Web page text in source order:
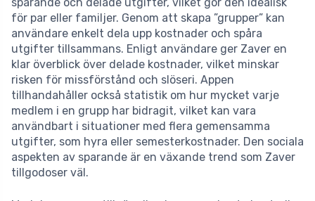
sparande och delade utgifter, vilket gör den idealisk
för par eller familjer. Genom att skapa ”grupper” kan
användare enkelt dela upp kostnader och spåra
utgifter tillsammans. Enligt användare ger Zaver en
klar överblick över delade kostnader, vilket minskar
risken för missförstånd och slöseri. Appen
tillhandahåller också statistik om hur mycket varje
medlem i en grupp har bidragit, vilket kan vara
användbart i situationer med flera gemensamma
utgifter, som hyra eller semesterkostnader. Den sociala
aspekten av sparande är en växande trend som Zaver
tillgodoser väl.